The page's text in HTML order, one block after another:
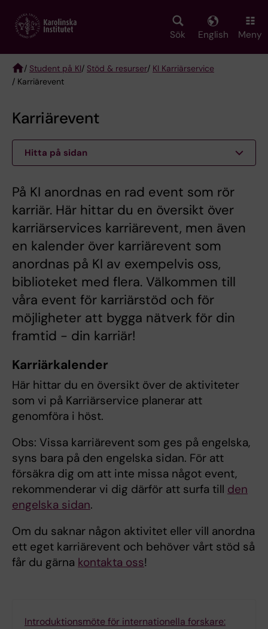
main
Sök English Meny
Breadcrumb
/ Student på KI/ Stöd & resurser/ KI Karriärservice
/ Karriärevent
Karriärevent
Hitta på sidan
På KI anordnas en rad event som rör
karriär. Här hittar du en översikt över
karriärservices karriärevent, men även
en kalender över karriärevent som
anordnas på KI av exempelvis oss,
biblioteket med flera. Välkommen till
våra event för karriärstöd och för
möjligheter att bygga nätverk för din
framtid - din karriär!
Karriärkalender
Här hittar du en översikt över de aktiviteter
som vi på Karriärservice planerar att
genomföra i höst.
Obs: Vissa karriärevent som ges på engelska,
syns bara på den engelska sidan. För att
försäkra dig om att inte missa något event,
rekommenderar vi dig därför att surfa till den
engelska sidan.
Om du saknar någon aktivitet eller vill anordna
ett eget karriärevent och behöver vårt stöd så
får du gärna kontakta oss!
Introduktionsmöte för internationella forskare: